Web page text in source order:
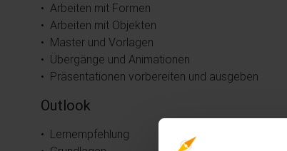
• Arbeiten mit Formen
• Arbeiten mit Objekten
• Master und Vorlagen
• Übergänge und Animationen
• Präsentationen vorbereiten und ausgeben
Outlook
• Lernempfehlung